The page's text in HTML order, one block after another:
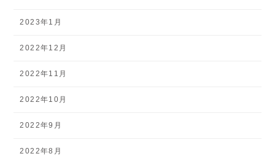
2023年1月
2022年12月
2022年11月
2022年10月
2022年9月
2022年8月